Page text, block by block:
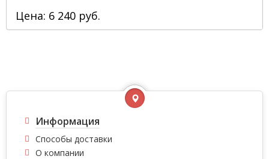
Цена: 6 240 руб.
Информация
Способы доставки
О компании